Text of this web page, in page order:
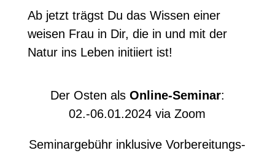
Ab jetzt trägst Du das Wissen einer
weisen Frau in Dir, die in und mit der
Natur ins Leben initiiert ist!
Der Osten als Online-Seminar:
02.-06.01.2024 via Zoom
Seminargebühr inklusive Vorbereitungs-